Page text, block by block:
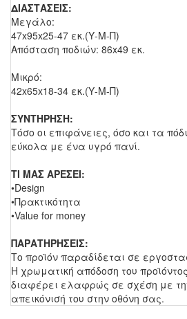
ΔΙΑΣΤΑΣΕΙΣ:
Μεγάλο:
47x95x25-47 εκ.(Υ-Μ-Π)
Απόσταση ποδιών: 86x49 εκ.
Μικρό:
42x65x18-34 εκ.(Υ-Μ-Π)
ΣΥΝΤΗΡΗΣΗ:
Τόσο οι επιφάνειες, όσο και τα
εύκολα με ένα υγρό πανί.
ΤΙ ΜΑΣ ΑΡΕΣΕΙ:
•Design
•Πρακτικότητα
•Value for money
ΠΑΡΑΤΗΡΗΣΕΙΣ:
Το προϊόν παραδίδεται σε
Η χρωματική απόδοση του
διαφέρει ελαφρώς σε σχέση με
απεικόνισή του στην οθόνη σας.